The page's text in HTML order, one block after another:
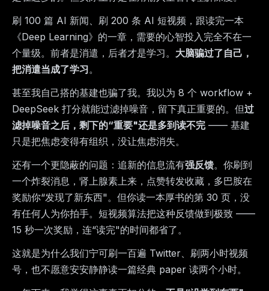
刷 100 篇 AI 新闻、刷 200 条 AI 短视频，跟读完一本
《Deep Learning》的一章，需要的心智投入完全不在一
个量级。前者是消遣，后者才是学习。 大脑骗过了自己，
把消遣当成了学习。
甚至我自己搭的基建也骗了我。我以为 8 个 workflow +
DeepSeek 打分就能过滤掉噪音，留下真正重要的。但过
滤掉噪音之后，剩下的“重要"还是多到读不完 —— 基建
只是把焦虑变得有组织，没让焦虑消失。
还有一个更隐蔽的问题：追新的信息流有强反馈。你刷到
一个炸裂消息，肾上腺素上来，点赞转发收藏，多巴胺在
奖励你“发现了新东西"。但你读一本厚书的第 30 页，没
有任何人为你拍手。短视频算法把这种反馈做到极致 ——
15 秒一次奖励，连“读完"的时间都省了。
这就是为什么我们宁可刷一百遍 Twitter、刷两小时视频
号，也不愿意安安静静读一篇经典 paper 读两个小时。